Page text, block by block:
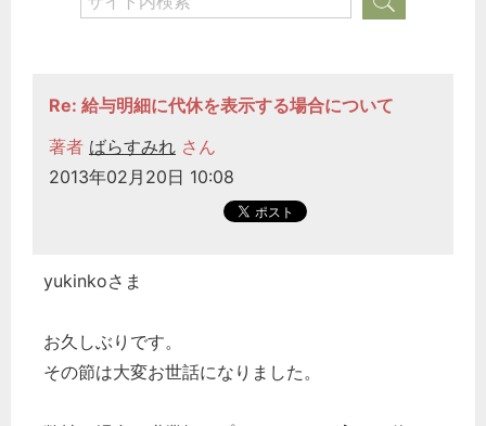
Re: 給与明細に代休を表示する場合について
著者 ばらすみれ さん
2013年02月20日 10:08
yukinkoさま
お久しぶりです。
その節は大変お世話になりました。